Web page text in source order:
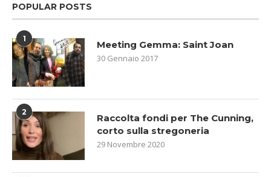
POPULAR POSTS
1 Meeting Gemma: Saint Joan
30 Gennaio 2017
2
Raccolta fondi per The Cunning,
corto sulla stregoneria
29 Novembre 2020